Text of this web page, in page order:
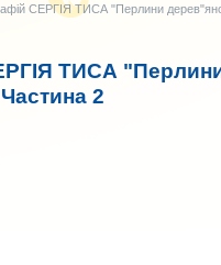
СЕРГІЯ ТИСА "Перлини
ТИСА
2